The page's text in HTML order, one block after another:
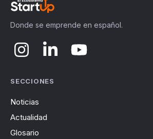
Donde se emprende en español.
SECCIONES
Noticias
Actualidad
Glosario